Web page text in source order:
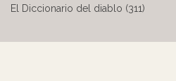
El Diccionario del diablo (311)